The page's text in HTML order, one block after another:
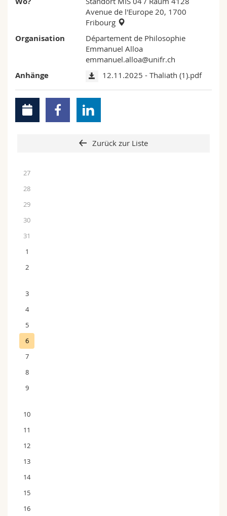
Avenue de l'Europe 20, 1700
Fribourg
Organisation
Département de Philosophie
Emmanuel Alloa
emmanuel.alloa@unifr.ch
Anhänge 12.11.2025 - Thaliath (1).pdf
Zurück zur Liste
27
28
29
30
31
1
2
3
4
5
6
7
8
9
10
11
12
13
14
15
16